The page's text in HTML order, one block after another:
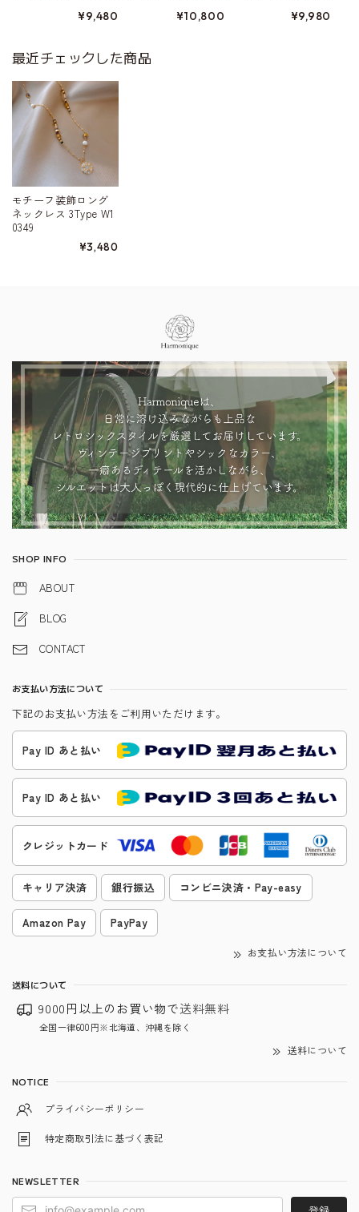
¥9,480 ¥10,800 ¥9,980
最近チェックした商品
モチーフ装飾ロング
ネックレス 3Type W1
0349
¥3,480
SHOP INFO
ABOUT
BLOG
CONTACT
お支払い方法について
下記のお支払い方法をご利用いただけます。
Pay ID あと払い
Pay ID あと払い
クレジットカード
キャリア決済 銀行振込 コンビニ決済・Pay-easy
Amazon Pay PayPay
お支払い方法について
送料について
9000円以上のお買い物で送料無料
全国一律600円※北海道、沖縄を除く
送料について
NOTICE
プライバシーポリシー
特定商取引法に基づく表記
NEWSLETTER